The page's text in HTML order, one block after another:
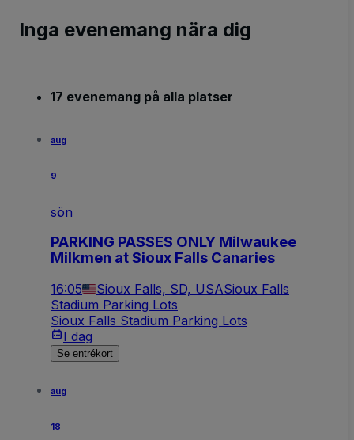
Inga evenemang nära dig
17 evenemang på alla platser
aug
9
sön
PARKING PASSES ONLY Milwaukee
Milkmen at Sioux Falls Canaries
16:05 Sioux Falls, SD, USASioux Falls
Stadium Parking Lots
Sioux Falls Stadium Parking Lots
I dag
Se entrékort
aug
18